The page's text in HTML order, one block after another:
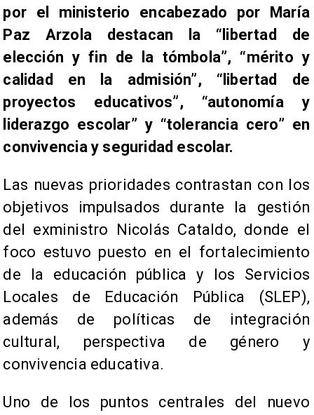
por el ministerio encabezado por María
Paz Arzola destacan la “libertad de
elección y fin de la tómbola”, “mérito y
calidad en la admisión”, “libertad de
proyectos educativos”, “autonomía y
liderazgo escolar” y “tolerancia cero” en
convivencia y seguridad escolar.
Las nuevas prioridades contrastan con los
objetivos impulsados durante la gestión
del exministro Nicolás Cataldo, donde el
foco estuvo puesto en el fortalecimiento
de la educación pública y los Servicios
Locales de Educación Pública (SLEP),
además de políticas de integración
cultural, perspectiva de género y
convivencia educativa.
Uno de los puntos centrales del nuevo